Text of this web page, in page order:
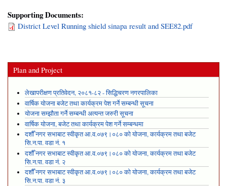
Supporting Documents:
District Level Running shield sinapa result and SEE82.pdf
Plan and Project
लेखापरीक्षण प्रतिवेदन, २०८१-८२ - सिद्धिचरण नगरपालिका
वार्षिक योजना बजेट तथा कार्यक्रम पेश गर्ने सम्बन्धी सूचना
योजना सम्झौता गर्ने सम्बन्धी अत्यन्त जरुरी सूचना
वार्षिक योजना, बजेट तथा कार्यक्रम पेश गर्ने सम्बन्धमा
दशौँ नगर सभाबाट स्वीकृत आ.व.०७९।०८० को योजना, कार्यक्रम तथा बजेट
सि.न.पा. वडा नं. १
दशौँ नगर सभाबाट स्वीकृत आ.व.०७९।०८० को योजना, कार्यक्रम तथा बजेट
सि.न.पा. वडा नं. २
दशौँ नगर सभाबाट स्वीकृत आ.व.०७९।०८० को योजना, कार्यक्रम तथा बजेट
सि.न.पा. वडा नं. ३